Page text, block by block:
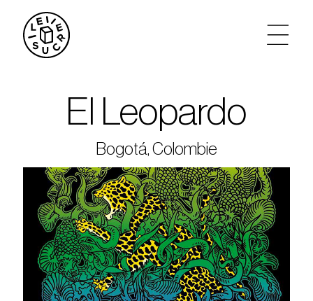
agenda
tickets
le sucre max
partenariats
privatisations
El Leopardo
Bogotá, Colombie